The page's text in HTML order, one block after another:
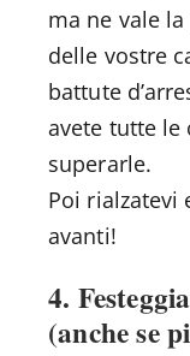
ma ne vale
delle vostre
battute
avete tutte le
superarle.
Poi rialzatevi
avanti!
4.
(anche se